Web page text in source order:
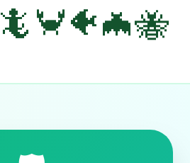
🦎🦀🐠🦇🐝